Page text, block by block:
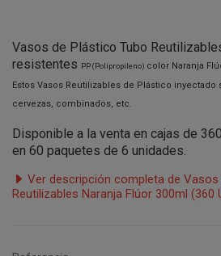
Vasos de Plástico Tubo
resistentes
PP (Polipropileno) color Naranja
Estos Vasos Reutilizables de Plástico inyectado
cervezas, combinados, etc.
Disponible a la venta en cajas de
en 60 paquetes de 6 unidades.
Ver descripción completa de Vasos
Reutilizables Naranja Flúor 300ml (360